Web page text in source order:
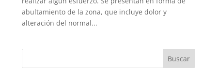
abultamiento de la zona, que incluye dolor y
alteración del normal...